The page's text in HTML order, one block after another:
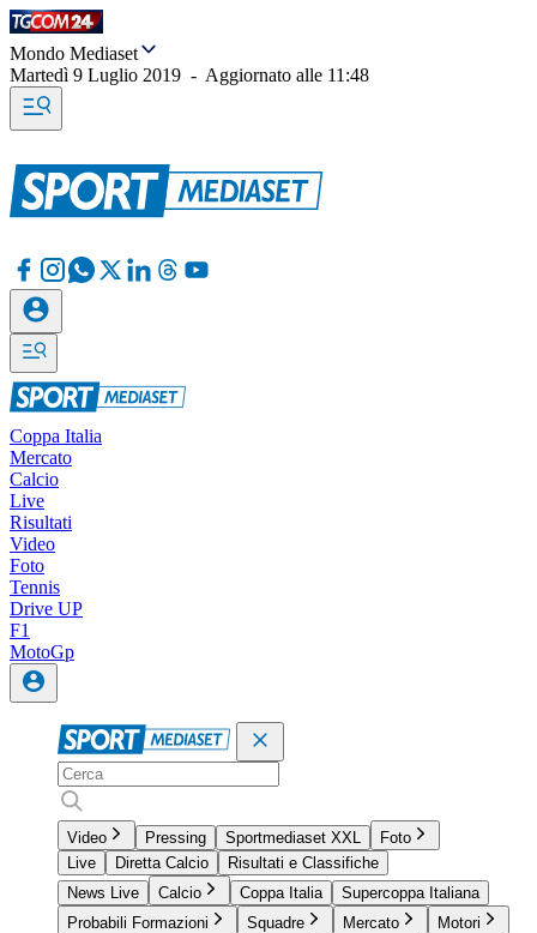
Mondo Mediaset
Martedì 9 Luglio 2019 - Aggiornato alle 11:48
Coppa Italia
Mercato
Calcio
Live
Risultati
Video
Foto
Tennis
Drive UP
F1
MotoGp
Video Pressing Sportmediaset XXL
Foto
Live
Diretta Calcio
Risultati e Classifiche
News Live
Calcio Coppa Italia
Supercoppa Italiana
Probabili Formazioni
Squadre Mercato
Motori